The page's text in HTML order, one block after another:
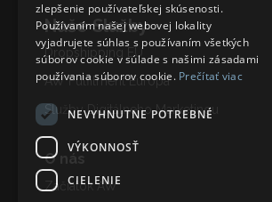
Naše Služby
Dropshipping EU
AW Fulfilment Európa
Služby Digitálneho Marketing
O nás
Začiatok AW
zlepšenie používateľskej skúsenosti.
Používaním našej webovej lokality
vyjadrujete súhlas s používaním všetkých
súborov cookie v súlade s našimi zásadami
používania súborov cookie. Prečítať viac
NEVYHNUTNE POTREBNÉ
VÝKONNOSŤ
CIELENIE